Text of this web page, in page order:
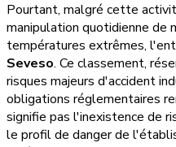
Pourtant, malgré cette
manipulation quotidienne de
températures extrêmes,
Seveso. Ce classement,
risques majeurs d'accident
obligations réglementaires
signifie pas l'inexistence de
le profil de danger de